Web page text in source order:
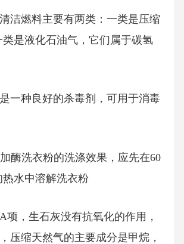
洁燃料主要有两类：一类是压缩
是液化石油气，它们属于碳氢
一种良好的杀毒剂，可用于消毒
酶洗衣粉的洗涤效果，应先在60
水中溶解洗衣粉
项，生石灰没有抗氧化的作用，
压缩天然气的主要成分是甲烷，